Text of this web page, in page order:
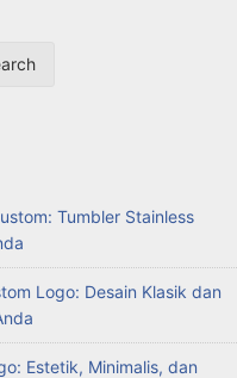
Tumbler Stainless
Logo: Desain Klasik dan
Estetik, Minimalis, dan